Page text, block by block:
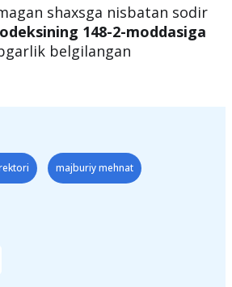
shaxsga nisbatan sodir
148-2-moddasiga
belgilangan
majburiy mehnat